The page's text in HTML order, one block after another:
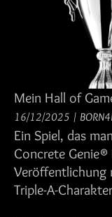
Mein Hall of
16/12/2025 /
Ein Spiel, das
Concrete Genie®
Veröffentlichung
Triple-A-